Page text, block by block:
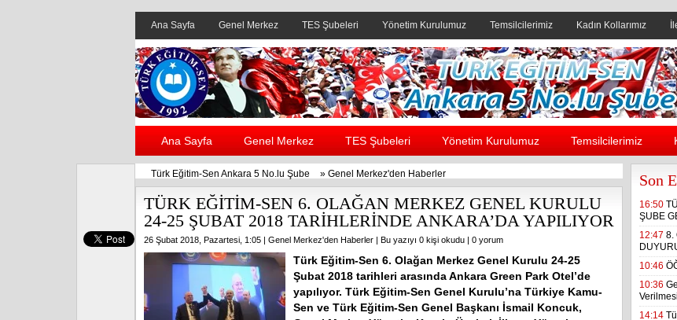
Ana Sayfa Genel Merkez TES Şubeleri Yönetim Kurulumuz Temsilcilerimiz Kadın Kollarımız
Header yanı reklam alanı
Ana Sayfa Genel Merkez TES Şubeleri Yönetim Kurulumuz Temsilcilerimiz
Türk Eğitim-Sen Ankara 5 No.lu Şube » Genel Merkez'den Haberler
TÜRK EĞİTİM-SEN 6. OLAĞAN MERKEZ GENEL KURULU
24-25 ŞUBAT 2018 TARİHLERİNDE ANKARA’DA YAPILIYOR
26 Şubat 2018, Pazartesi, 1:05 | Genel Merkez'den Haberler | Bu yazıyı 0 kişi okudu | 0 yorum
Türk Eğitim-Sen 6. Olağan Merkez Genel Kurulu 24-25
Şubat 2018 tarihleri arasında Ankara Green Park Otel’de
yapılıyor. Türk Eğitim-Sen Genel Kurulu’na Türkiye Kamu-
Sen ve Türk Eğitim-Sen Genel Başkanı İsmail Koncuk,
Son
16:50
ŞUBE
12:47 8.
10:46
10:36
14:14